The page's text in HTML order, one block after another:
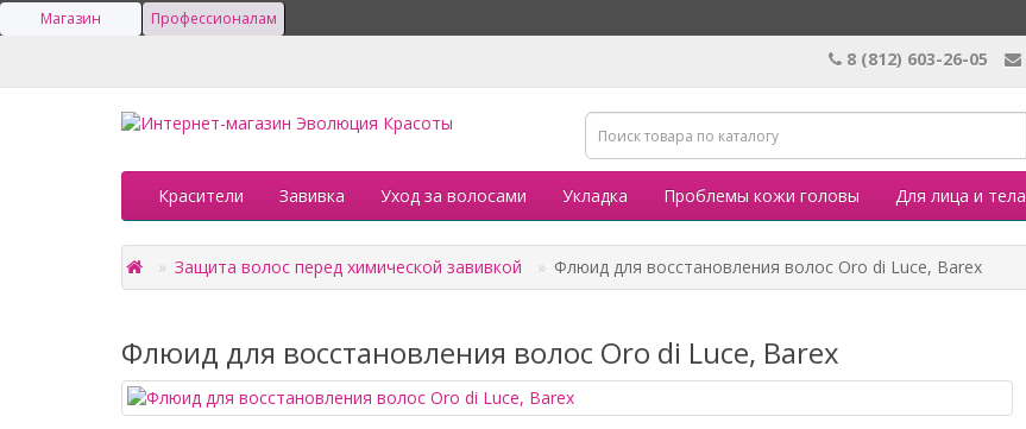
Магазин Профессионалам
8 (812) 603-26-05
Красители Завивка Уход за волосами Укладка Проблемы кожи головы Для лица и тела
Защита волос перед химической завивкой Флюид для восстановления волос Oro di Luce, Barex
Флюид для восстановления волос Oro di Luce, Barex